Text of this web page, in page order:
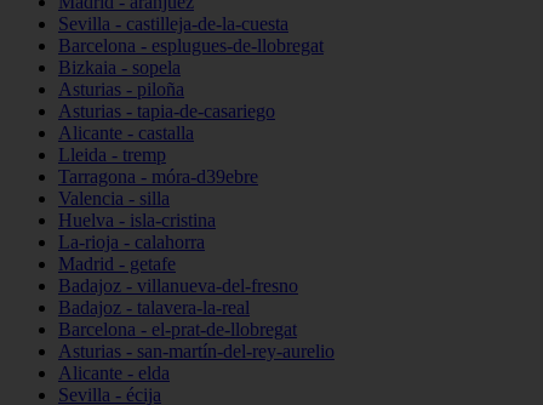
Sevilla - castilleja-de-la-cuesta
Barcelona - esplugues-de-llobregat
Bizkaia - sopela
Asturias - piloña
Asturias - tapia-de-casariego
Alicante - castalla
Lleida - tremp
Tarragona - móra-d39ebre
Valencia - silla
Huelva - isla-cristina
La-rioja - calahorra
Madrid - getafe
Badajoz - villanueva-del-fresno
Badajoz - talavera-la-real
Barcelona - el-prat-de-llobregat
Asturias - san-martín-del-rey-aurelio
Alicante - elda
Sevilla - écija